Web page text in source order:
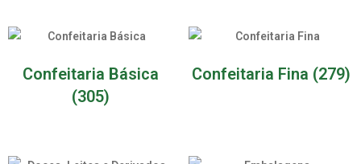
Confeitaria Básica
(305)
Confeitaria Fina (279)